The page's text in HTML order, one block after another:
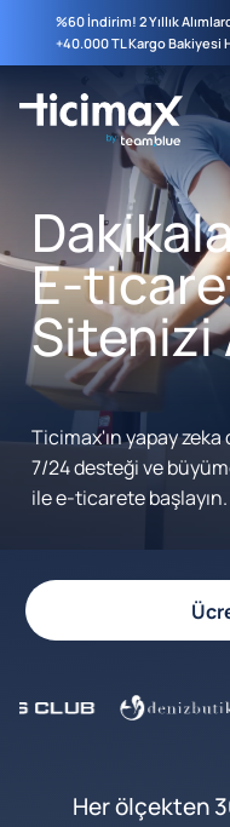
%60 İndirim! 2 Yıllık
+40.000 TL Kargo Bakiyesi
E-
Sitenizi
Ticimax'ın yapay
7/24 desteği ve
ile e-ticarete başlayın.
Her ölçekten